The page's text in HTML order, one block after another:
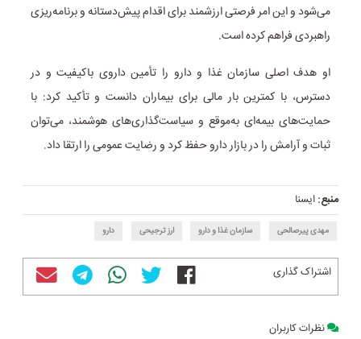
می‌شود و این امر فرصتی ارزشمند برای اقدام پیش‌دستانه و برنامه‌ریزی
راهبردی فراهم کرده است.
او هدف اصلی سازمان غذا و دارو را تأمین داروی باکیفیت و در
دسترس، با کمترین بار مالی برای بیماران دانست و تأکید کرد: با
حمایت‌های بیمه‌ای به‌موقع و سیاست‌گذاری‌های هوشمند، می‌توان
ثبات و آرامش را در بازار دارو حفظ کرد و رضایت عمومی را ارتقا داد.
منبع:ایسنا
مهدی پیرصالحی سازمان غذا و دارو ارز ترجیحی دارو
اشتراک گذاری
نظرات کاربران